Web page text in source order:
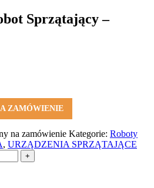
Sprzątający –
ZAMÓWIENIE
na zamówienie Kategorie: Roboty
, URZĄDZENIA SPRZĄTAJĄCE
+